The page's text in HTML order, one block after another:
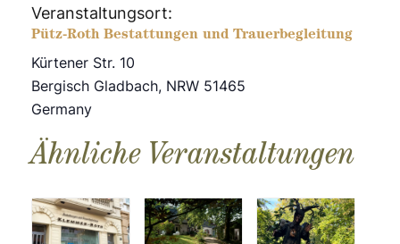
Veranstaltungsort:
Pütz-Roth Bestattungen und Trauerbegleitung
Kürtener Str. 10
Bergisch Gladbach, NRW 51465
Germany
Ähnliche Veranstaltungen